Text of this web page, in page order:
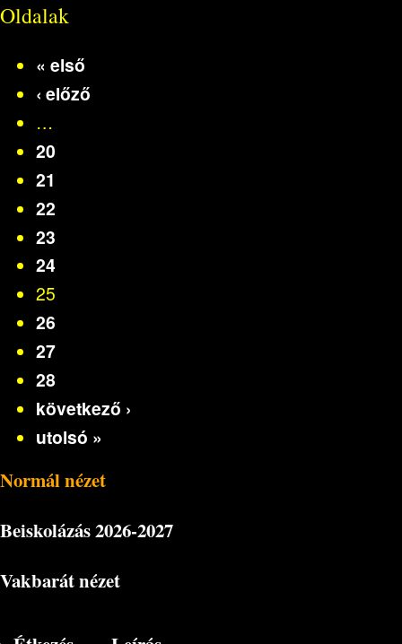
Oldalak
« első
‹ előző
…
20
21
22
23
24
25
26
27
28
következő ›
utolsó »
Normál nézet
Beiskolázás2026-2027
Vakbarát nézet